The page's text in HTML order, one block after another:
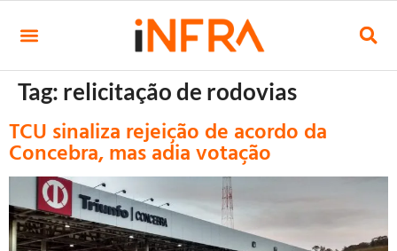
Tag: relicitação de rodovias
TCU sinaliza rejeição de acordo da
Concebra, mas adia votação